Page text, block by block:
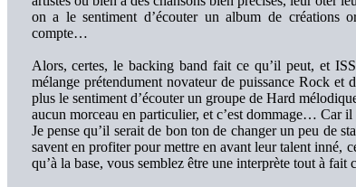
on a le sentiment d’écouter un album de créations
compte…
Alors, certes, le backing band fait ce qu’il peut, et
mélange prétendument novateur de puissance Rock et
plus le sentiment d’écouter un groupe de Hard
aucun morceau en particulier, et c’est dommage… Car
Je pense qu’il serait de bon ton de changer un peu de
savent en profiter pour mettre en avant leur talent inné,
qu’à la base, vous semblez être une interprète tout à fait